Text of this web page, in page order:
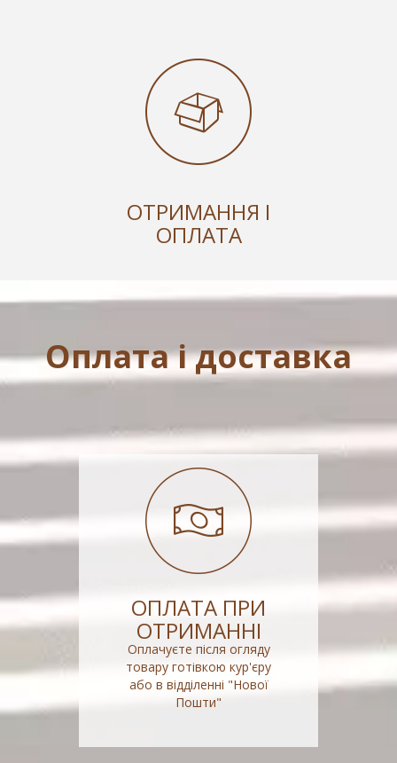
ОТРИМАННЯ І
ОПЛАТА
Оплата і доставка
ОПЛАТА ПРИ
ОТРИМАННІ
Оплачуєте після огляду
товару готівкою кур'єру
або в відділенні "Нової
Пошти"